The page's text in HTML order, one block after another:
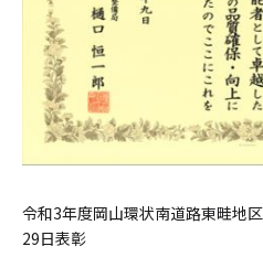
令和3年度岡山環状南道路東畦地
29日表彰